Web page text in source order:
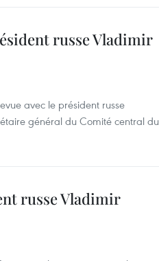
russe Vladimir
avec le président russe
général du Comité central du
russe Vladimir